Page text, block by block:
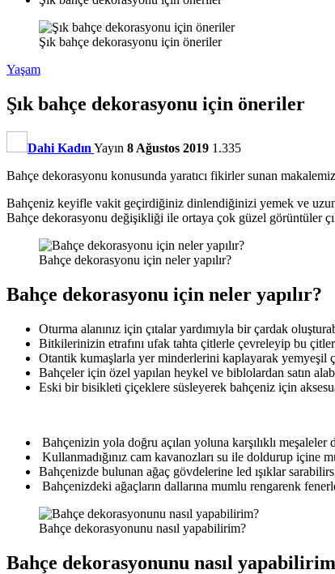
Şık bahçe dekorasyonu için öneriler
Yaşam
Şık bahçe dekorasyonu için öneriler
Dahi Kadın Yayın 8 Ağustos 2019 1.335
Bahçe dekorasyonu konusunda yaratıcı fikirler sunan
Bahçeniz keyifle vakit geçirdiğiniz dinlendiğinizi yemek ve uzun
Bahçe dekorasyonu değişikliği ile ortaya çok güzel görüntüler
Bahçe dekorasyonu için neler yapılır?
Bahçe dekorasyonu için neler yapılır?
Oturma alanınız için çıtalar yardımıyla bir çardak
Bitkilerinizin etrafını ufak tahta çitlerle çevreleyip bu
Otantik kumaşlarla yer minderlerini kaplayarak yemyeşil
Bahçeler için özel yapılan heykel ve biblolardan satın
Eski bir bisikleti çiçeklere süsleyerek bahçeniz için
Bahçenizin yola doğru açılan yoluna karşılıklı
Kullanmadığınız cam kavanozları su ile doldurup içine
Bahçenizde bulunan ağaç gövdelerine led ışıklar
Bahçenizdeki ağaçların dallarına mumlu rengarenk
Bahçe dekorasyonunu nasıl yapabilirim?
Bahçe dekorasyonunu nasıl